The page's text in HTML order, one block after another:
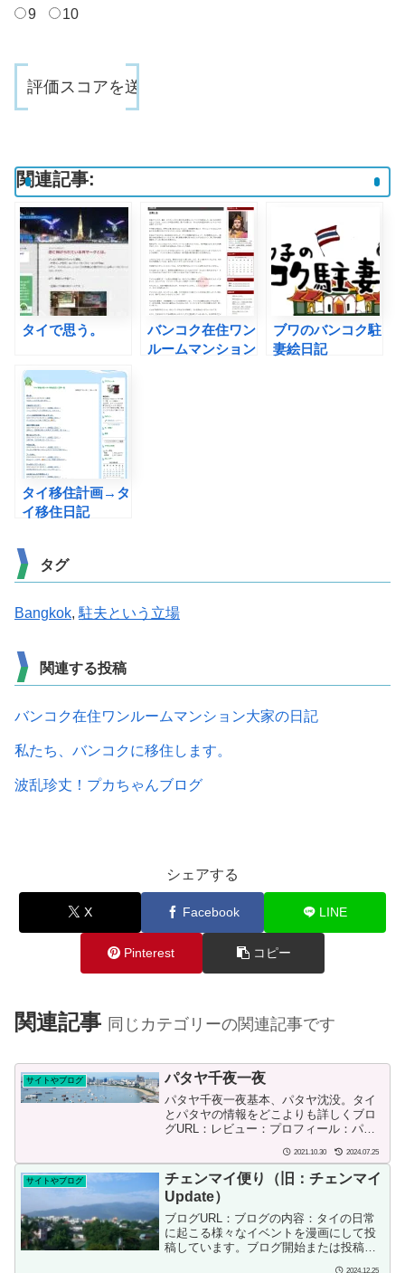
9
10
関連記事:
タイで思う。
バンコク在住ワン
ルームマンション
ブワのバンコク駐
妻絵日記
タイ移住計画→タ
イ移住日記
タグ
Bangkok, 駐夫という立場
関連する投稿
バンコク在住ワンルームマンション大家の日記
私たち、バンコクに移住します。
波乱珍丈！プカちゃんブログ
シェアする
X Facebook LINE
Pinterest コピー
関連記事 同じカテゴリーの関連記事です
サイトやブログ パタヤ千夜一夜
パタヤ千夜一夜基本、パタヤ沈没。タイ
とパタヤの情報をどこよりも詳しくブロ
グURL：レビュー：プロフィール：パタ
め、４０カ国ほど旅行してきたけれど、
やはりタイがもっとも心地良い。その中
でもパタヤがいい。すっ...
2021.10.30 2024.07.25
サイトやブログ
チェンマイ便り（旧：チェンマイ
Update）
ブログURL：ブログの内容：タイの日常
に起こる様々なイベントを漫画にして投
稿しています。ブログ開始または投稿
2024.12.25